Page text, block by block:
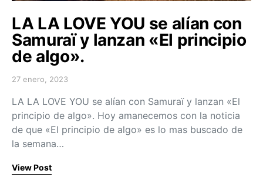
LA LA LOVE YOU se alían con
Samuraï y lanzan «El principio
de algo».
Posted on
27 enero, 2023
LA LA LOVE YOU se alían con Samuraï y lanzan «El
principio de algo». Hoy amanecemos con la noticia
de que «El principio de algo» es lo mas buscado de
la semana…
View Post